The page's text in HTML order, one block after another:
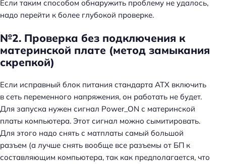
Если таким способом обнаружить проблему не удалось,
надо перейти к более глубокой проверке.
№2. Проверка без подключения к
материнской плате (метод замыкания
скрепкой)
Если исправный блок питания стандарта ATX включить
в сеть переменного напряжения, он работать не будет.
Для запуска нужен сигнал Power_ON с материнской
платы компьютера. Этот сигнал можно сымитировать.
Для этого надо снять с матплаты самый большой
разъем (а лучше снять вообще все разъемы от БП к
составляющим компьютера, так как предполагается, что